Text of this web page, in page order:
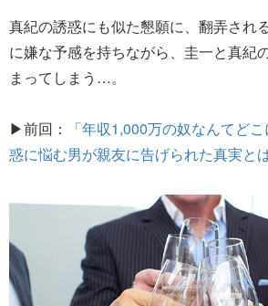
真紀の誘惑にも似た懇願に、翻弄され
に嫌な予感を持ちながら、圭一と真紀
まってしまう…。
▶前回：
「年収1,000万の奴なんてど
惑に悩む男が親友に告げられた真実と